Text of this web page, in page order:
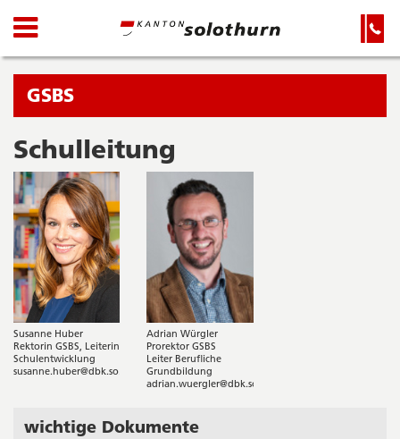
Kanton
Solothurn
Wichtige
Seiten
Startseite
Hauptnavigation
Inhalt
Sitemap
Suche
Navigation
und
Suche
Navigation
Sie
befinden
sich
gerade
in:
GSBS
Schulleitung
Susanne Huber
Rektorin GSBS, Leiterin
Schulentwicklung
susanne.huber@dbk.so.ch
Adrian Würgler
Prorektor GSBS
Leiter Berufliche
Grundbildung
adrian.wuergler@dbk.so.ch
Seitenleiste
wichtige Dokumente